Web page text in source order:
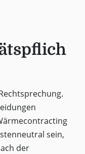
sein,
der